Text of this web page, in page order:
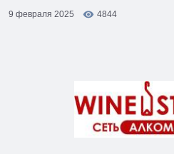
9 февраля 2025
4844